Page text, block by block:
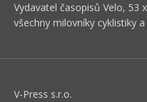
Vydavatel časopisů Velo, 53
všechny milovníky cyklistiky
V-Press s.r.o.